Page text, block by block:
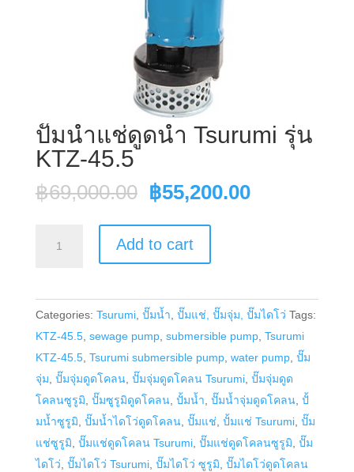
ปั๊มน้ำแช่ดูดน้ำ Tsurumi รุ่น
KTZ-45.5
฿69,000.00 Original
was:
฿69,000.00.
฿55,200.00Current
ดูด
น้ำ
Tsurumi
รุ่น
KTZ-
45.5
quantity
Add to cart
Categories: Tsurumi, ปั๊มน้ำ, ปั๊มแช่, ปั๊มจุ่ม, ปั๊มไดโว่ Tags:
KTZ-45.5, sewage pump, submersible pump, Tsurumi
KTZ-45.5, Tsurumi submersible pump, water pump, ปั๊ม
จุ่ม, ปั๊มจุ่มดูดโคลน, ปั๊มจุ่มดูดโคลน Tsurumi, ปั๊มจุ่มดูด
โคลนซูรูมิ, ปั๊มซูรูมิดูดโคลน, ปั้มน้ำ, ปั๊มน้ำจุ่มดูดโคลน, ปั้
มน้ำซูรูมิ, ปั๊มน้ำไดโว่ดูดโคลน, ปั๊มแช่, ปั้มแช่ Tsurumi, ปั๊ม
แช่ซูรูมิ, ปั๊มแช่ดูดโคลน Tsurumi, ปั๊มแช่ดูดโคลนซูรูมิ, ปั๊ม
ไดโว่, ปั๊มไดโว่ Tsurumi, ปั๊มไดโว่ ซูรูมิ, ปั๊มไดโว่ดูดโคลน